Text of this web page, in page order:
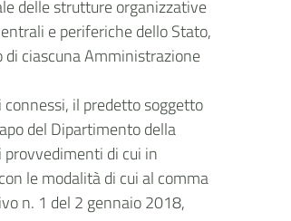
delle strutture organizzative
e periferiche dello Stato,
di ciascuna Amministrazione
il predetto soggetto
del Dipartimento della
di cui in
le modalità di cui al comma
n. 1 del 2 gennaio 2018,